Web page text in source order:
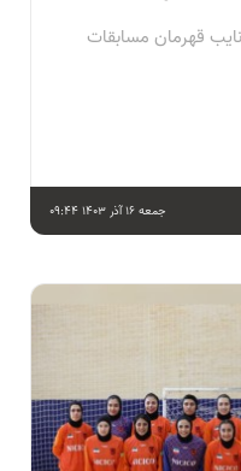
قهرمان مسابقات
جمعه 16 آذر 1403 09:44